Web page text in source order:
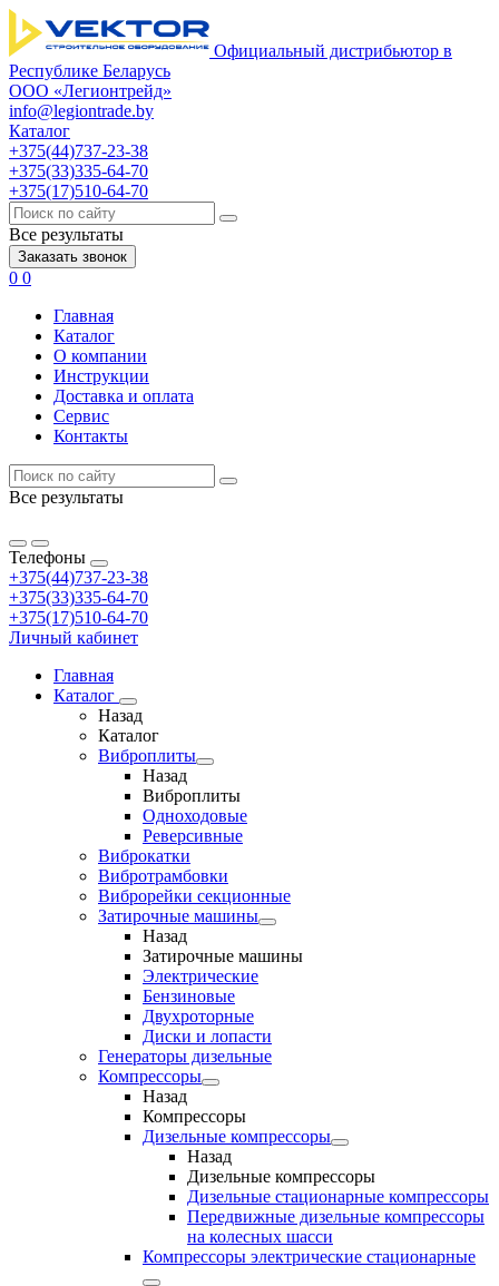
Официальный дистрибьютор в
Республике Беларусь
ООО «Легионтрейд»
info@legiontrade.by
Каталог
+375(44)737-23-38
+375(33)335-64-70
+375(17)510-64-70
Все результаты
Заказать звонок
0 0
Главная
Каталог
О компании
Инструкции
Доставка и оплата
Сервис
Контакты
Все результаты
Телефоны
+375(44)737-23-38
+375(33)335-64-70
+375(17)510-64-70
Личный кабинет
Главная
Каталог
Назад
Каталог
Виброплиты
Назад
Виброплиты
Одноходовые
Реверсивные
Виброкатки
Вибротрамбовки
Виброрейки секционные
Затирочные машины
Назад
Затирочные машины
Электрические
Бензиновые
Двухроторные
Диски и лопасти
Генераторы дизельные
Компрессоры
Назад
Компрессоры
Дизельные компрессоры
Назад
Дизельные компрессоры
Дизельные стационарные компрессоры
Передвижные дизельные компрессоры
на колесных шасси
Компрессоры электрические стационарные